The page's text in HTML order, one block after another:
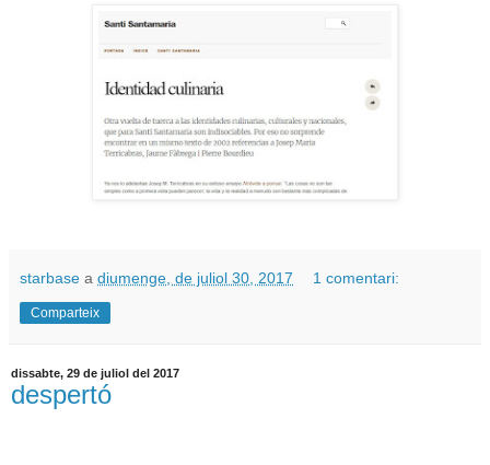
starbase a diumenge, de juliol 30, 2017 1 comentari:
Comparteix
dissabte, 29 de juliol del 2017
despertó